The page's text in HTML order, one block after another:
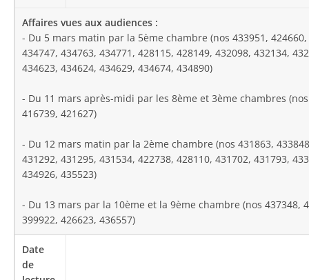
- Du 5 mars matin par la 5ème chambre (nos 433951,
434747, 434763, 434771, 428115, 428149, 432098, 432134,
434623, 434624, 434629, 434674, 434890)
- Du 11 mars après-midi par les 8ème et 3ème chambres
416739, 421627)
- Du 12 mars matin par la 2ème chambre (nos 431863,
431292, 431295, 431534, 422738, 428110, 431702, 431793,
434926, 435523)
- Du 13 mars par la 10ème et la 9ème chambre (nos 437348,
399922, 426623, 436557)